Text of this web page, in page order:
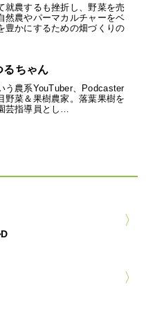
就農するも挫折し、野菜を売
然農やパーマカルチャーをベ
豊かにするための畑づくりの
ちゃん
う農系YouTuber、Podcaster
野菜＆果樹農家。落葉果樹を
芸指導員とし…